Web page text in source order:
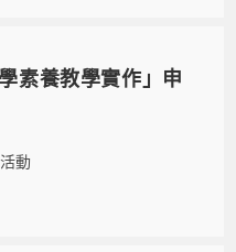
素養教學實作」申
動